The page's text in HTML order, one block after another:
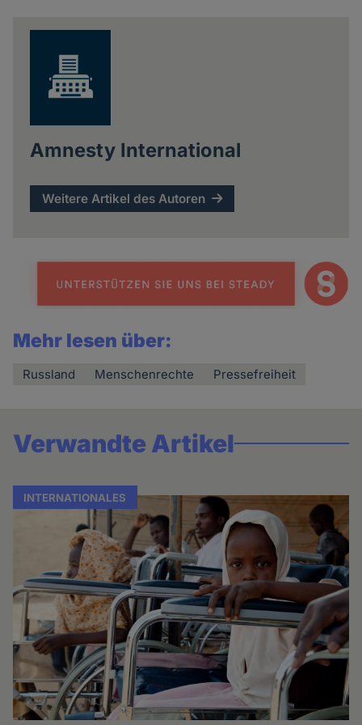
Amnesty International
Weitere Artikel des Autoren
Mehr lesen über:
Russland Menschenrechte Pressefreiheit
Verwandte Artikel
INTERNATIONALES